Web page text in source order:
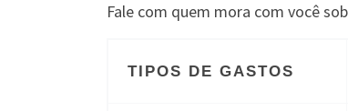
Fale com quem mora com você
TIPOS DE GASTOS